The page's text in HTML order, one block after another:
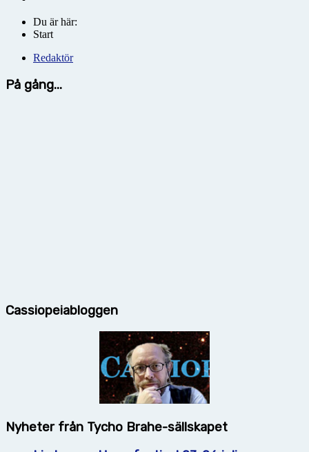
Du är här:
Start
Redaktör
På gång...
Cassiopeiabloggen
Nyheter från Tycho Brahe-sällskapet